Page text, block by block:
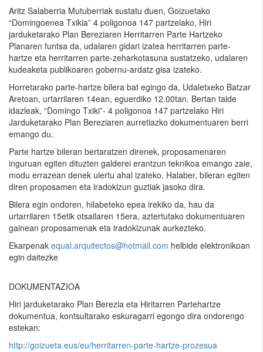
Aritz Salaberria Mutuberriak sustatu duen, Goizuetako
“Domingoenea Txikia” 4 poligonoa 147 partzelako, Hiri
jarduketarako Plan Bereziaren Herritarren Parte Hartzeko
Planaren funtsa da, udalaren gidari izatea herritarren parte-
hartze eta herritarren parte-zeharkotasuna sustatzeko, udalaren
kudeaketa publikoaren gobernu-ardatz gisa izateko.
Horretarako parte-hartze bilera bat egingo da, Udaletxeko Batzar
Aretoan, urtarrilaren 14ean, eguerdiko 12.00tan. Bertan talde
idazleak, “Domingo Txiki”- 4 poligonoa 147 partzelako Hiri
Jarduketarako Plan Bereziaren aurretiazko dokumentuaren berri
emango du.
Parte hartze bileran bertaratzen direnek, proposamenaren
inguruan egiten dituzten galderei erantzun teknikoa emango zaie,
modu errazean denek ulertu ahal izateko. Halaber, bileran egiten
diren proposamen eta iradokizun guztiak jasoko dira.
Bilera egin ondoren, hilabeteko epea irekiko da, hau da
urtarrilaren 15etik otsailaren 15era, aztertutako dokumentuaren
gainean proposamenak eta iradokizunak aurkezteko.
Ekarpenak equal.arquitectos@hotmail.com helbide elektronikoan
egin daitezke
DOKUMENTAZIOA
Hiri jarduketarako Plan Berezia eta Hiritarren Partehartze
dokumentua, kontsultarako eskuragarri egongo dira ondorengo
estekan:
http://goizueta.eus/eu/herritarren-parte-hartze-prozesua